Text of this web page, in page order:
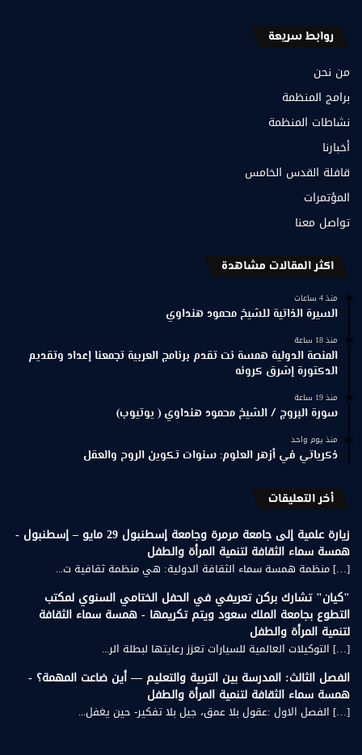
روابط سريعة
من نحن
برامج المنظمة
نشاطات المنظمة
أخبارنا
قافلة القدس الخامس
المؤتمرات
تواصل معنا
اكثر المقالات مشاهدة
منذ 4 ساعات
السيرة الذاتية للشيخ محمود هنداوي
منذ 18 ساعة
المنصة الدولية همسة نت تقدم برنامج العربية تجمعنا إعداد وتقديم
الدكتورة إشرق كرونه
منذ 19 ساعة
سورة البروج / الشيخ محمود هنداوي ( يوتيوب)
منذ يوم واحد
ذكرياتي في أزهر العلوم: سنوات تكوين الروح والعقل
أخر التعليقات
زيارة علمية إلى جامعة مرمرة وجامعة إسطنبول 29 مايو – إسطنبول -
همسة سماء الثقافة لتنمية المرأة والطفل
[…] منظمة همسة سماء الثقافة الدولية: هي منظمة ثقافية ت...
"كيان" تشارك بركن تعريفي في الحفل الختامي السنوي لمكتب
التطوع بجامعة الملك سعود ويتم تكريمها - همسة سماء الثقافة
لتنمية المرأة والطفل
[…] التوكيلات العالمية للسيارات تعزز رعايتها لبطلة الر...
الفصل الثالث: المدرسة بين التربية والتعليم — أين ضاعت المهمة؟ -
همسة سماء الثقافة لتنمية المرأة والطفل
[…] الفصل الاول :عقول بلا عمق، جيل بلا تفكير- حين يغفل...